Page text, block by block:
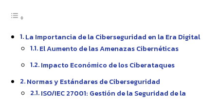
La Importancia de la Ciberseguridad en la Era Digital
El Aumento de las Amenazas Cibernéticas
Impacto Económico de los Ciberataques
Normas y Estándares de Ciberseguridad
ISO/IEC 27001: Gestión de la Seguridad de la